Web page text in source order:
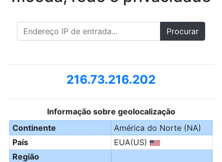
Procurar
216.73.216.202
Informação sobre geolocalização
Continente
América do Norte (NA)
País
EUA(US)
Região